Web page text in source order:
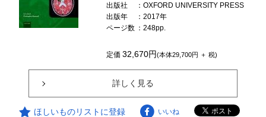
出版社
：OXFORD UNIVERSITY PRESS
出版年
：2017年
ページ数 ：248pp.
定価32,670円(本体29,700円 ＋ 税)
詳しく見る
ほしいものリストに登録 いいね